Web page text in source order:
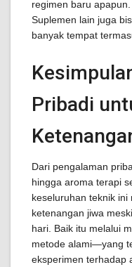
regimen baru apapun.
Suplemen lain juga
banyak tempat
Pribadi
Dari pengalaman
hingga aroma terapi
keseluruhan teknik
ketenangan jiwa
hari. Baik itu melalui
metode alami—yang
eksperimen terhadap